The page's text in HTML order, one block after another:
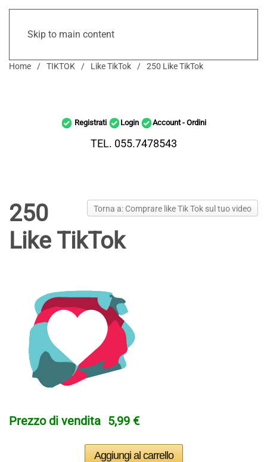
Skip to main content
Home TIKTOK Like TikTok 250 Like TikTok
Registrati Login Account - Ordini
TEL. 055.7478543
Torna a: Comprare like Tik Tok sul tuo video
250
Like TikTok
Prezzo di vendita 5,99 €